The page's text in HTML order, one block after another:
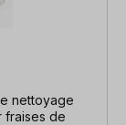
nettoyage
fraises de